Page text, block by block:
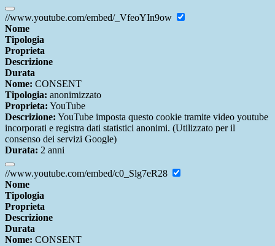
//www.youtube.com/embed/_VfeoYIn9ow
Nome
Tipologia
Proprieta
Descrizione
Durata
Nome: CONSENT
Tipologia: anonimizzato
Proprieta: YouTube
Descrizione: YouTube imposta questo cookie tramite video youtube
incorporati e registra dati statistici anonimi. (Utilizzato per il
consenso dei servizi Google)
Durata: 2 anni
//www.youtube.com/embed/c0_Slg7eR28
Nome
Tipologia
Proprieta
Descrizione
Durata
Nome: CONSENT